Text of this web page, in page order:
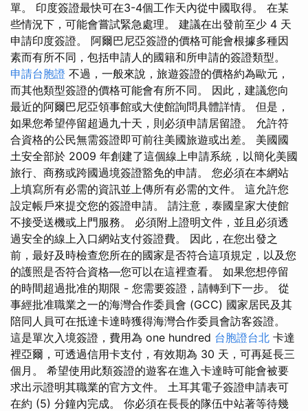
單。 印度簽證最快可在3-4個工作天內從中國取得。 在某
些情況下，可能會嘗試緊急處理。 建議在出發前至少 4 天
申請印度簽證。 阿爾巴尼亞簽證的價格可能會根據多種因
素而有所不同，包括申請人的國籍和所申請的簽證類型。
申請台胞證 不過，一般來說，旅遊簽證的價格約為歐元，
而其他類型簽證的價格可能會有所不同。 因此，建議您向
最近的阿爾巴尼亞領事館或大使館詢問具體詳情。 但是，
如果您希望停留超過九十天，則必須申請居留證。 允許符
合資格的公民無需簽證即可前往美國旅遊或出差。 美國國
土安全部於 2009 年創建了這個線上申請系統，以簡化美國
旅行、商務或跨國過境簽證豁免的申請。 您必須在本網站
上填寫所有必需的資訊並上傳所有必需的文件。 這允許您
設定帳戶來提交您的簽證申請。 請注意，泰國皇家大使館
不接受送機或上門服務。 必須附上證明文件，並且必須透
過安全的線上入口網站支付簽證費。 因此，在您出發之
前，最好及時檢查您所在的國家是否符合這項規定，以及您
的護照是否符合資格—您可以在這裡查看。 如果您想停留
的時間超過批准的期限 - 您需要簽證，請轉到下一步。 從
事經批准職業之一的海灣合作委員會 (GCC) 國家居民及其
陪同人員可在抵達卡達時獲得海灣合作委員會訪客簽證。
這是單次入境簽證，費用為 one hundred 台胞證台北 卡達
裡亞爾，可透過信用卡支付，有效期為 30 天，可再延長三
個月。 希望使用此類簽證的遊客在進入卡達時可能會被要
求出示證明其職業的官方文件。 土耳其電子簽證申請表可
在約 (5) 分鐘內完成。 你必須在長長的隊伍中站著等待幾